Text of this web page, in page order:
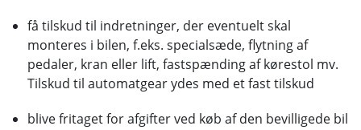
få tilskud til indretninger, der eventuelt skal
monteres i bilen, f.eks. specialsæde, flytning af
pedaler, kran eller lift, fastspænding af kørestol mv.
Tilskud til automatgear ydes med et fast tilskud
blive fritaget for afgifter ved køb af den bevilligede bil